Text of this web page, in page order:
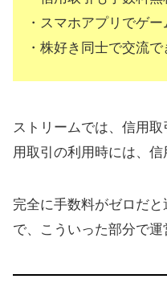
・スマホアプリでゲ
・株好き同士で交流で
ストリームでは、信用
用取引の利用時には、信
完全に手数料がゼロだ
で、こういった部分で運